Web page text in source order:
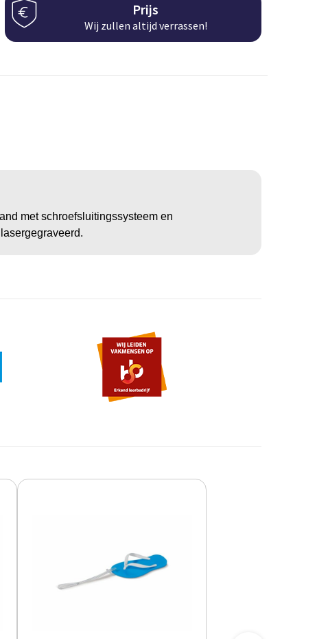
Prijs
Wij zullen altijd verrassen!
met schroefsluitingssysteem en